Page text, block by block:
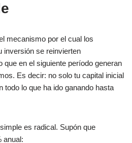
mecanismo por el cual los
inversión se reinvierten
que en el siguiente período generan
Es decir: no solo tu capital inicial
todo lo que ha ido ganando hasta
es radical. Supón que
anual: